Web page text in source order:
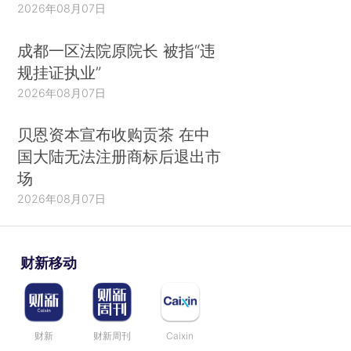
2026年08月07日
成都一区法院原院长 被指“违
规挂证执业”
2026年08月07日
贝恩资本宣布收购贡茶 在中
国大陆无法注册商标后退出市
场
2026年08月07日
财新移动
财新 财新周刊 Caixin